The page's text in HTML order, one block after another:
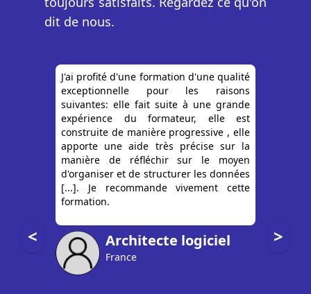
dit de nous.
<
J'ai profité d'une formation d'une qualité
exceptionnelle pour les raisons
suivantes: elle fait suite à une grande
expérience du formateur, elle est
construite de manière progressive , elle
apporte une aide très précise sur la
manière de réfléchir sur le moyen
d'organiser et de structurer les données
[...]. Je recommande vivement cette
formation.
Architecte logiciel
France
>